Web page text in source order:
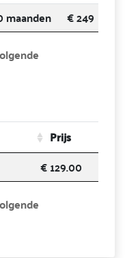
maanden
€ 249
Prijs
€ 129.00